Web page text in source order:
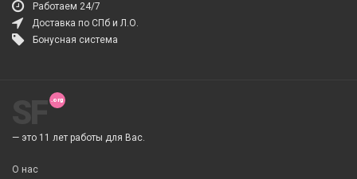
Работаем 24/7
Доставка по СПб и Л.О.
Бонусная система
— это 11 лет работы для Вас.
О нас